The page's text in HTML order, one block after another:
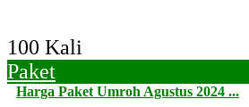
100 Kali
Paket
Harga Paket Umroh Agustus 2024 ...